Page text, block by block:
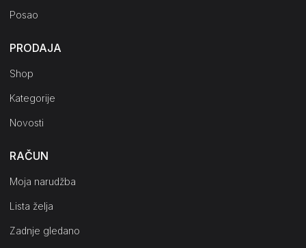
Posao
PRODAJA
Shop
Kategorije
Novosti
RAČUN
Moja narudžba
Lista želja
Zadnje gledano